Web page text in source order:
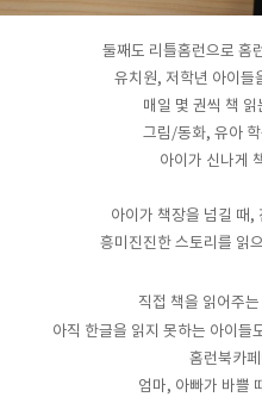
둘째도 리틀홈런으로 홈
유치원, 저학년 아이들
매일 몇 권씩 책
그림/동화, 유아
아이가 신나게
아이가 책장을 넘길 때,
흥미진진한 스토리를 읽
직접 책을 읽어주는
아직 한글을 읽지 못하는 아이들
홈런북카
엄마, 아빠가 바쁠